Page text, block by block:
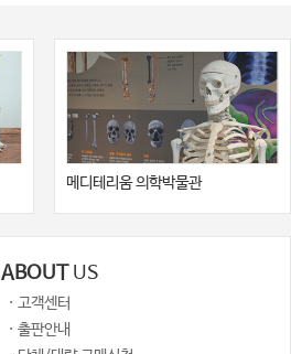
메디테리움 의학박물관
ABOUTUS
· 고객센터
· 출판안내